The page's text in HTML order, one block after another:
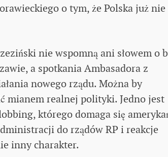
o tym, że Polska już nie
nie wspomną ani słowem o
a spotkania Ambasadora z
nowego rządu. Można by
mianem realnej polityki. Jedno jest
którego domaga się
do rządów RP i reakcje
inny charakter.